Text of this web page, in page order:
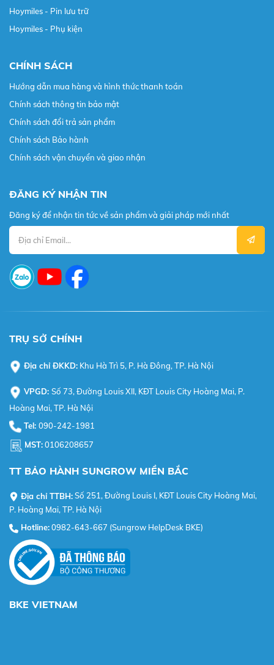
Hoymiles - Pin lưu trữ
Hoymiles - Phụ kiện
CHÍNH SÁCH
Hướng dẫn mua hàng và hình thức thanh toán
Chính sách thông tin bảo mật
Chính sách đổi trả sản phẩm
Chính sách Bảo hành
Chính sách vận chuyển và giao nhận
ĐĂNG KÝ NHẬN TIN
Đăng ký để nhận tin tức về sản phẩm và giải pháp mới nhất
TRỤ SỞ CHÍNH
Địa chỉ ĐKKD: Khu Hà Trì 5, P. Hà Đông, TP. Hà Nội
VPGD: Số 73, Đường Louis XII, KĐT Louis City Hoàng Mai, P.
Hoàng Mai, TP. Hà Nội
Tel: 090-242-1981
MST:0106208657
TT BẢO HÀNH SUNGROW MIỀN BẮC
Địa chỉ TTBH:Số 251, Đường Louis I, KĐT Louis City Hoàng Mai,
P. Hoàng Mai, TP. Hà Nội
Hotline:0982-643-667 (Sungrow HelpDesk BKE)
BKE VIETNAM